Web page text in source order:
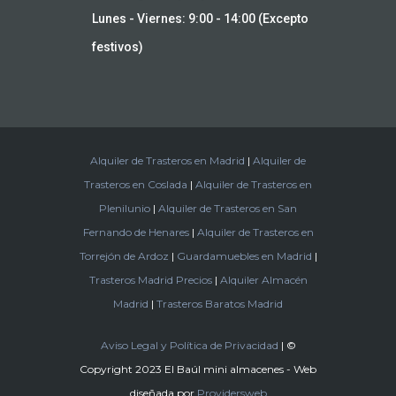
Lunes - Viernes: 9:00 - 14:00 (Excepto
festivos)
Alquiler de Trasteros en Madrid | Alquiler de
Trasteros en Coslada | Alquiler de Trasteros en
Plenilunio | Alquiler de Trasteros en San
Fernando de Henares| Alquiler de Trasteros en
Torrejón de Ardoz | Guardamuebles en Madrid |
Trasteros Madrid Precios| Alquiler Almacén
Madrid | Trasteros Baratos Madrid
Aviso Legal y Política de Privacidad | ©
Copyright 2023 El Baúl mini almacenes - Web
diseñada por Providersweb